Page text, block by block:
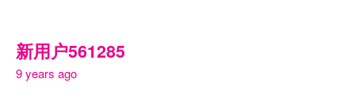
新用户561285
9 years ago